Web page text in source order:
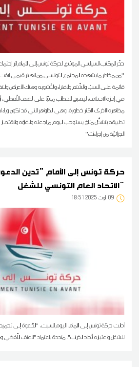
حذّر المكتب السياسي الموسّع لحركة تونس إلى الأمام اثر
''من مخاطر ما يشهده المجتمع التونسي من انهيار قيمي
قائمة على السبّ والشّتم والافتراء والتّشويه وهتك الأعراض
في إدارة الاختلاف، ليصبح الخطاب مبنيّا على العنف اللّفظي،
تطبيقه بتشكُّل مناخ يستوجب اليوم مراجعته والغاؤه
الجزائيّة من إجراءات''
حركة تونس إلى الأمام "تدين
الاتحاد العام التونسي للشغل"
09 18:51 2025 أوت
أدانت حركة تونس إلى الأمام، اليوم السبت، "الدّعوة إلى
للشغل واعتباره اتّحاد الخراب"، منددة باعتماد "العنف